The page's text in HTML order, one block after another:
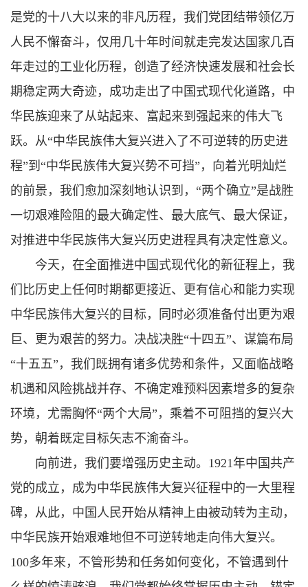
是党的十八大以来的非凡历程，我们党团结带领亿万
人民不懈奋斗，仅用几十年时间就走完发达国家几百
年走过的工业化历程，创造了经济快速发展和社会长
期稳定两大奇迹，成功走出了中国式现代化道路，中
华民族迎来了从站起来、富起来到强起来的伟大飞
跃。从“中华民族伟大复兴进入了不可逆转的历史进
程”到“中华民族伟大复兴势不可挡”，向着光明灿烂
的前景，我们愈加深刻地认识到，“两个确立”是战胜
一切艰难险阻的最大确定性、最大底气、最大保证，
对推进中华民族伟大复兴历史进程具有决定性意义。
今天，在全面推进中国式现代化的新征程上，我
们比历史上任何时期都更接近、更有信心和能力实现
中华民族伟大复兴的目标，同时必须准备付出更为艰
巨、更为艰苦的努力。决战决胜“十四五”、谋篇布局
“十五五”，我们既拥有诸多优势和条件，又面临战略
机遇和风险挑战并存、不确定难预料因素增多的复杂
环境，尤需胸怀“两个大局”，乘着不可阻挡的复兴大
势，朝着既定目标矢志不渝奋斗。
向前进，我们要增强历史主动。1921年中国共产
党的成立，成为中华民族伟大复兴征程中的一大里程
碑，从此，中国人民开始从精神上由被动转为主动，
中华民族开始艰难地但不可逆转地走向伟大复兴。
100多年来，不管形势和任务如何变化，不管遇到什